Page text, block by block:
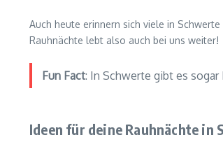
Auch heute erinnern sich viele in
Rauhnächte lebt also auch bei uns weiter!
Fun Fact: In Schwerte gibt es sogar
Ideen für deine Rauhnächte in